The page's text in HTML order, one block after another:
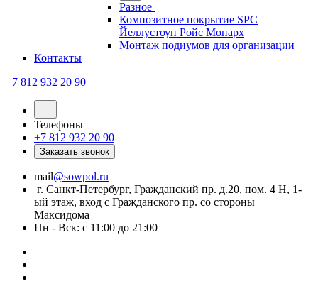
Разное
Композитное покрытие SPC
Йеллустоун Ройс Монарх
Монтаж подиумов для организации
Контакты
+7 812 932 20 90
Телефоны
+7 812 932 20 90
Заказать звонок
mail@sowpol.ru
г. Санкт-Петербург, Гражданский пр. д.20, пом. 4 Н, 1-
ый этаж, вход с Гражданского пр. со стороны
Максидома
Пн - Вск: с 11:00 до 21:00